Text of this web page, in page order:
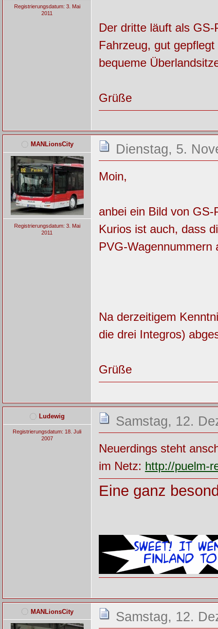
Registrierungsdatum: 3. Mai
2011
Der dritte läuft als
Fahrzeug, gut
bequeme
Grüße
MANLionsCity
Registrierungsdatum: 3. Mai
2011
Dienstag, 5.
Moin,
anbei ein Bild von
Kurios ist auch, dass
PVG-
Na derzeitigem
die drei Integros)
Grüße
Ludewig
Registrierungsdatum: 18. Juli
2007
Samstag, 12.
Neuerdings steht
im Netz: http://puelm-
Eine ganz
MANLionsCity Samstag, 12.